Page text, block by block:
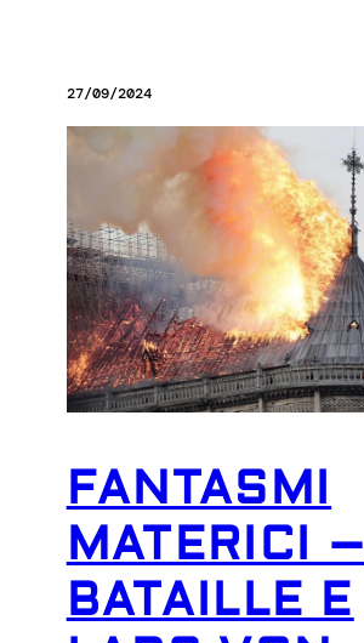
27/09/2024
FANTASMI
MATERICI –
BATAILLE E